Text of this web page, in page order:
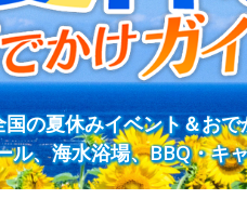
の夏休みイベント＆お
ル、海水浴場、BBQ・キ